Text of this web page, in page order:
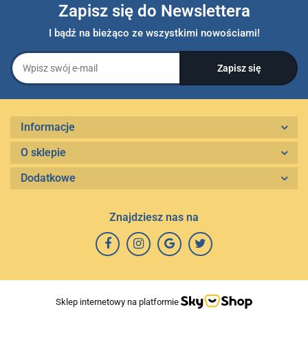
Zapisz się do Newslettera
I bądź na bieżąco ze wszystkimi nowościami!
Informacje
O sklepie
Dodatkowe
Znajdziesz nas na
Sklep internetowy na platformie